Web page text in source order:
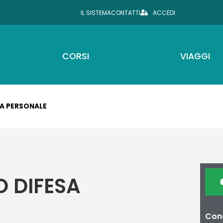
IL SISTEMACONTATTI ACCEDI
CORSI VIAGGI
PERSONALE
DIFESA